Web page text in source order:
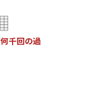
何千回の過